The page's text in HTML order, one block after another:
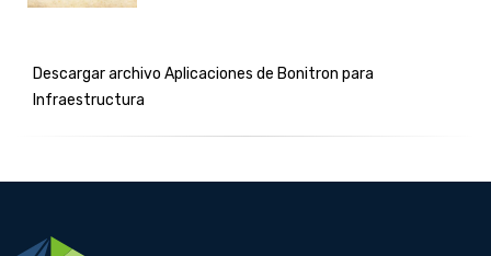
Descargar archivo Aplicaciones de Bonitron para
Infraestructura